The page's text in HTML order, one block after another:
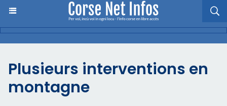
Plusieurs interventions en
montagne